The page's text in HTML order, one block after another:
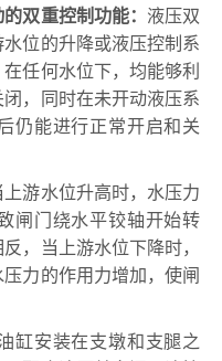
双重控制功能： 液压双
位的升降或液压控制系
任何水位下，均能够利
，同时在未开动液压系
仍能进行正常开启和关
上游水位升高时，水压力
闸门绕水平铰轴开始转
，当上游水位下降时，
力的作用力增加，使闸
缸安装在支墩和支腿之